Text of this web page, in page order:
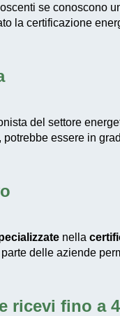
se conoscono
la certificazione
del settore
essere in
nella
delle aziende
ricevi fino a